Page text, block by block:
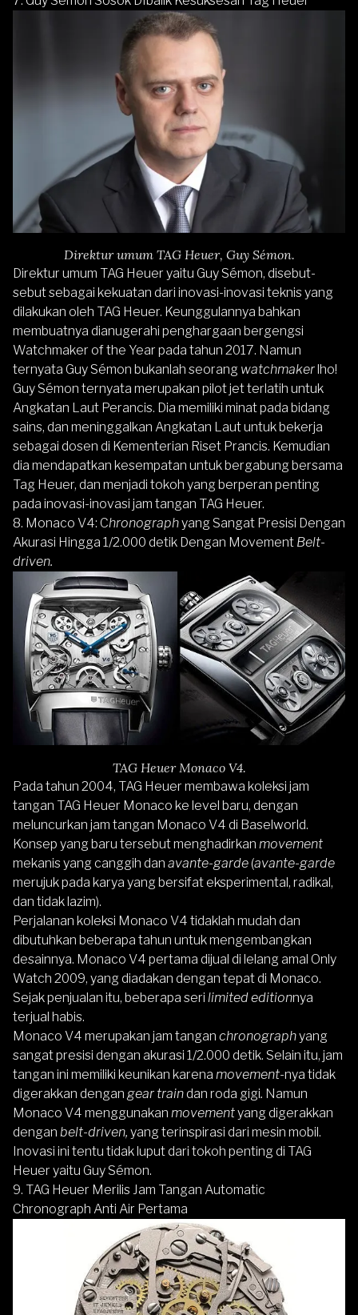
Direktur umum TAG Heuer, Guy Sémon.
Direktur umum TAG Heuer yaitu Guy Sémon, disebut-
sebut sebagai kekuatan dari inovasi-inovasi teknis yang
dilakukan oleh TAG Heuer. Keunggulannya bahkan
membuatnya dianugerahi penghargaan bergengsi
Watchmaker of the Year pada tahun 2017. Namun
ternyata Guy Sémon bukanlah seorang watchmaker lho!
Guy Sémon ternyata merupakan pilot jet terlatih untuk
Angkatan Laut Perancis. Dia memiliki minat pada bidang
sains, dan meninggalkan Angkatan Laut untuk bekerja
sebagai dosen di Kementerian Riset Prancis. Kemudian
dia mendapatkan kesempatan untuk bergabung bersama
Tag Heuer, dan menjadi tokoh yang berperan penting
pada inovasi-inovasi jam tangan TAG Heuer.
8. Monaco V4: Chronographyang Sangat Presisi Dengan
Akurasi Hingga 1/2.000 detik Dengan Movement Belt-
driven.
TAG Heuer Monaco V4.
Pada tahun 2004, TAG Heuer membawa koleksi jam
tangan TAG Heuer Monaco ke level baru, dengan
meluncurkan jam tangan Monaco V4 di Baselworld.
Konsep yang baru tersebut menghadirkan movement
mekanis yang canggih dan avante-garde(avante-garde
merujuk pada karya yang bersifat eksperimental, radikal,
dan tidak lazim).
Perjalanan koleksi Monaco V4 tidaklah mudah dan
dibutuhkan beberapa tahun untuk mengembangkan
desainnya. Monaco V4 pertama dijual di lelang amal Only
Watch 2009, yang diadakan dengan tepat di Monaco.
Sejak penjualan itu, beberapa seri limited editionnya
terjual habis.
Monaco V4 merupakan jam tangan chronographyang
sangat presisi dengan akurasi 1/2.000 detik. Selain itu, jam
tangan ini memiliki keunikan karena movement-nya tidak
digerakkan dengan gear traindan roda gigi. Namun
Monaco V4 menggunakan movementyang digerakkan
dengan belt-driven, yang terinspirasi dari mesin mobil.
Inovasi ini tentu tidak luput dari tokoh penting di TAG
Heuer yaitu Guy Sémon.
9. TAG Heuer Merilis Jam Tangan Automatic
Chronograph Anti Air Pertama